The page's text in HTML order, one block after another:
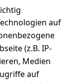
für Details
auf
(z.B. IP-
Medien
auf